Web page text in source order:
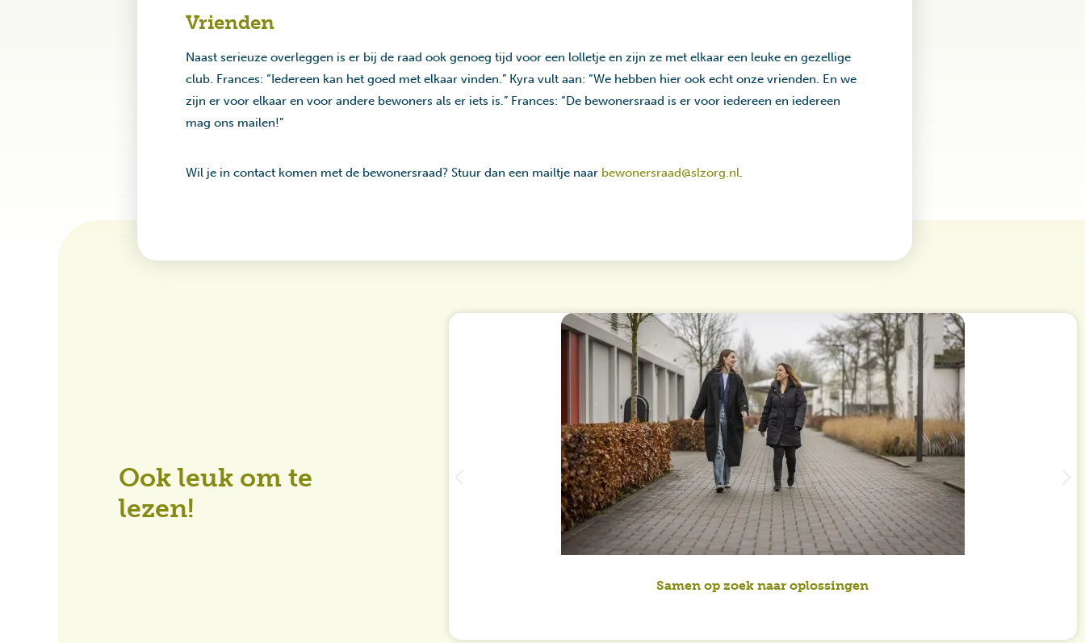
Vrienden
Naast serieuze overleggen is er bij de raad ook genoeg tijd voor een lolletje en zijn ze met elkaar een leuke en gezellige
club. Frances: “Iedereen kan het goed met elkaar vinden.” Kyra vult aan: “We hebben hier ook echt onze vrienden. En we
zijn er voor elkaar en voor andere bewoners als er iets is.” Frances: “De bewonersraad is er voor iedereen en iedereen
mag ons mailen!”
Wil je in contact komen met de bewonersraad? Stuur dan een mailtje naar bewonersraad@slzorg.nl.
Ook leuk om te
lezen!
Samen op zoek naar oplossingen